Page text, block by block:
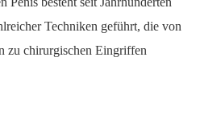
Techniken geführt, die von
zu chirurgischen Eingriffen